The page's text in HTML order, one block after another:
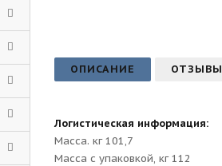
ОПИСАНИЕ ОТЗЫВЫ
Логистическая информация:
Масса. кг 101,7
Масса с упаковкой, кг 112